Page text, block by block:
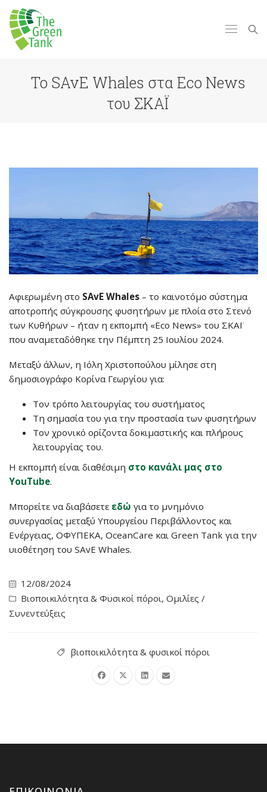
Το SAvE Whales στα Eco News
του ΣΚΑΪ
Aφιερωμένη στο SAvE Whales – το καινοτόμο σύστημα
αποτροπής σύγκρουσης φυσητήρων με πλοία στο Στενό
των Κυθήρων – ήταν η εκπομπή «Εco News» του ΣΚΑΪ
που αναμεταδόθηκε την Πέμπτη 25 Ιουλίου 2024.
Μεταξύ άλλων, η Ιόλη Χριστοπούλου μίλησε στη
δημοσιογράφο Κορίνα Γεωργίου για:
Τον τρόπο λειτουργίας του συστήματος
Τη σημασία του για την προστασία των φυσητήρων
Τον χρονικό ορίζοντα δοκιμαστικής και πλήρους
λειτουργίας του.
H εκπομπή είναι διαθέσιμη στο κανάλι μας στο
YouTube.
Μπορείτε να διαβάσετε εδώ για το μνημόνιο
συνεργασίας μεταξύ Υπουργείου Περιβάλλοντος και
Ενέργειας, ΟΦΥΠΕΚΑ, OceanCare και Green Tank για την
υιοθέτηση του SAvE Whales.
12/08/2024
Βιοποικιλότητα & Φυσικοί πόροι, Ομιλίες /
Συνεντεύξεις
βιοποικιλότητα & φυσικοί πόροι